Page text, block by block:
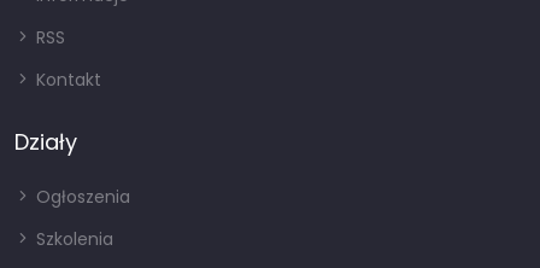
RSS
Kontakt
Działy
Ogłoszenia
Szkolenia